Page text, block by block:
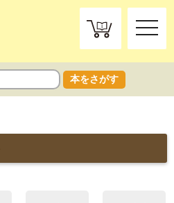
toggle
本をさがす